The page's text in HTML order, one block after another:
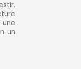
une
un